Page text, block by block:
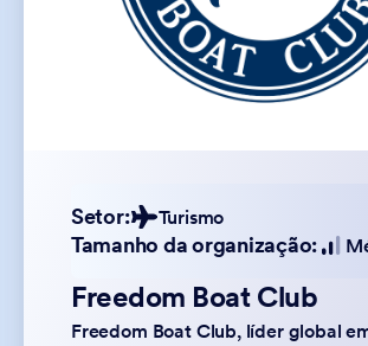
Setor: Turismo
Tamanho da organização:
Freedom Boat Club
Freedom Boat Club, líder global